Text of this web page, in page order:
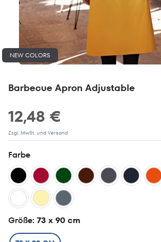
NEW COLORS
Barbecue Apron Adjustable
12,48 €
Zzgl. MwSt. und Versand
Farbe
Größe: 73 x 90 cm